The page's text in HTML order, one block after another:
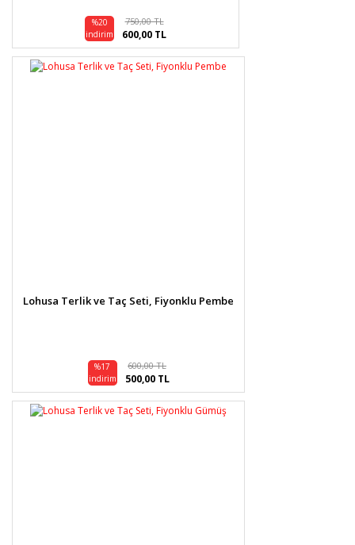
%20
indirim
750,00 TL
600,00 TL
Lohusa Terlik ve Taç Seti, Fiyonklu Pembe
%17
indirim
600,00 TL
500,00 TL